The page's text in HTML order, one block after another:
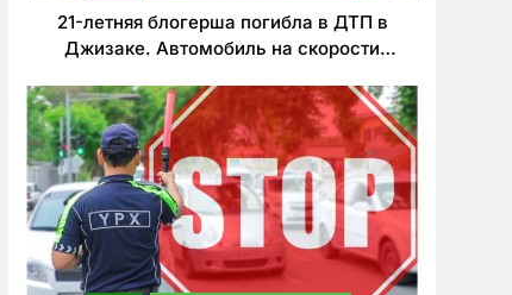
21-летняя блогерша погибла в ДТП в
Джизаке. Автомобиль на скорости